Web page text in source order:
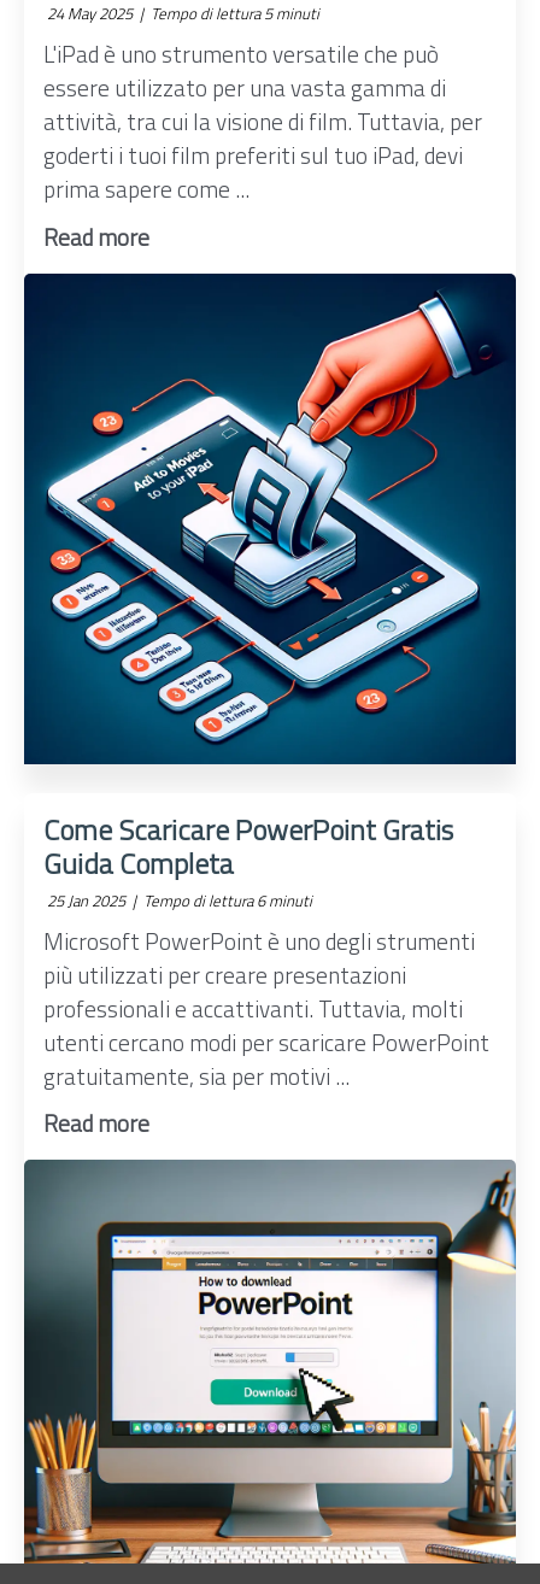
24 May 2025 | Tempo di lettura 5 minuti
L'iPad è uno strumento versatile che può
essere utilizzato per una vasta gamma di
attività, tra cui la visione di film. Tuttavia, per
goderti i tuoi film preferiti sul tuo iPad, devi
prima sapere come ...
Read more
Come Scaricare PowerPoint Gratis
Guida Completa
25 Jan 2025 | Tempo di lettura 6 minuti
Microsoft PowerPoint è uno degli strumenti
più utilizzati per creare presentazioni
professionali e accattivanti. Tuttavia, molti
utenti cercano modi per scaricare PowerPoint
gratuitamente, sia per motivi ...
Read more